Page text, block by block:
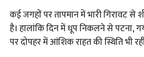
कई जगहों पर तापमान में भारी गिरावट से
है। हालांकि दिन में धूप निकलने से पटना,
पर दोपहर में आंशिक राहत की स्थिति भी